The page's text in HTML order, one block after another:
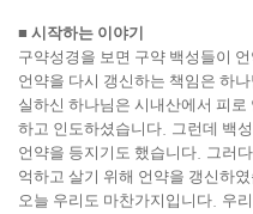
■ 시작하는 이야기
구약성경을 보면 구약 백성들이
언약을 다시 갱신하는 책임은 하
실하신 하나님은 시내산에서 피
하고 인도하셨습니다 그런데 백
언약을 등지기도 했습니다 그러
억하고 살기 위해 언약을 갱신하
오늘 우리도 마찬가지입니다 우